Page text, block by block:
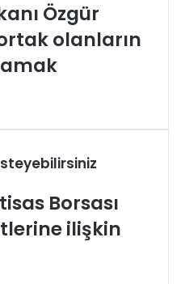
Özgür
olanların
Borsası
ilişkin